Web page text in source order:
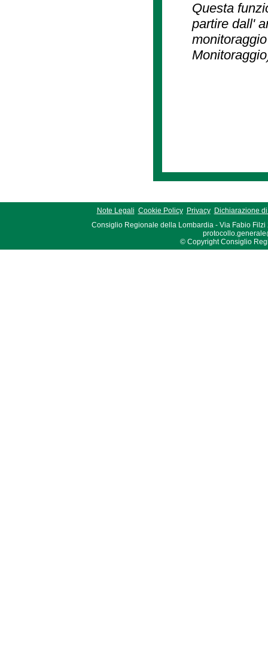
Questa
partire dall'
Note Legali Cookie Policy Privacy
Dichiarazione
Consiglio Regionale della Lombardia - Via Fabio Filzi
© Copyright Consiglio